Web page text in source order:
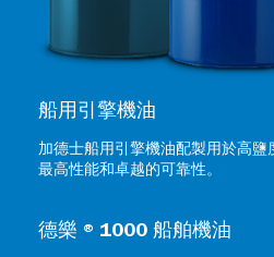
船用引擎機油
加德士船用引擎機油配製用於高
最高性能和卓越的可靠性。
德樂 ® 1000 船舶機油